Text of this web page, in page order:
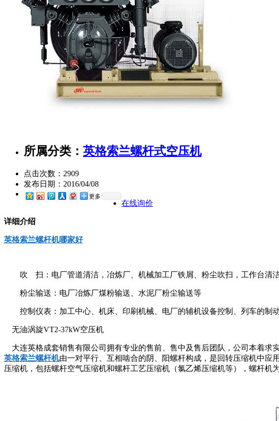
所属分类： 英格索兰螺杆式空压机
点击次数： 2909
发布日期： 2016/04/08
更多
在线询价
详细介绍
英格索兰螺杆机哪家好
吹 扫：电厂管道清洁，冶炼厂、机械加工厂铁屑、粉尘吹扫，工作台清
粉尘输送：电厂冶炼厂煤粉输送、水泥厂粉尘输送等
控制仪表：加工中心、机床、印刷机械、电厂的辅机设备控制、列车的制
无油涡旋VT2-37kW空压机
大连英格成套销售有限公司拥有专业的售前、售中及售后团队，公司本着求
英格索兰螺杆机由一对平行、互相啮合的阴、阳螺杆构成，是回转压缩机中
压缩机，包括螺杆空气压缩机和螺杆工艺压缩机（氯乙烯压缩机等），螺杆机